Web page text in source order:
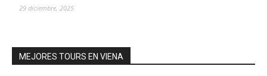
29 diciembre, 2025
MEJORES TOURS EN VIENA